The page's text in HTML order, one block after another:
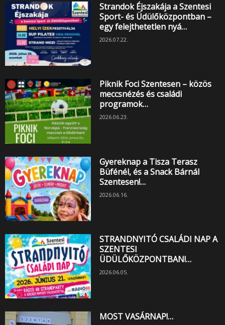
Strandok Éjszakája a Szentesi
Sport- és Üdülőközpontban –
egy felejthetetlen nyá…
2026.07.22.
Piknik Foci Szentesen – közös
meccsnézés és családi
programok…
2026.06.23.
Gyereknap a Tisza Terasz
Büfénél, és a Snack Bárnál
Szentesen!…
2026.06.16.
STRANDNYITÓ CSALÁDI NAP A
SZENTESI
ÜDÜLŐKÖZPONTBAN!…
2026.06.05.
MOST VASÁRNAP!…